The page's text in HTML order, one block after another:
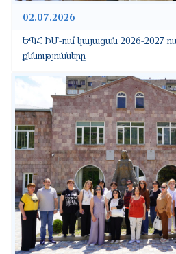
02.07.2026
ԵՊՀ ԻՄ-ում կայացան 2026-2027
քննությունները